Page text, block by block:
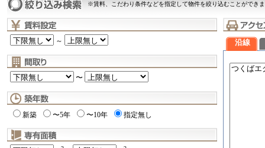
※賃料、こだわり条件などを指定して物件を絞り込むことができ
～
〜
新築 〜5年 〜10年 指定無し
沿線